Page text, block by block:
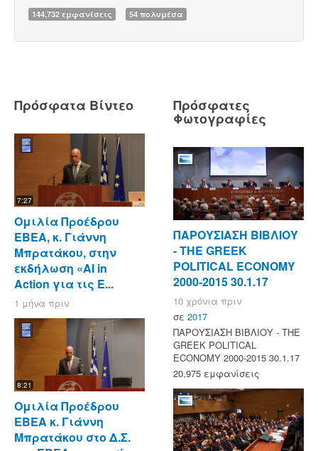
144,732 εμφανίσεις 54 πολυμέσα
Πρόσφατα Βίντεο
7:27
Ομιλία Προέδρου
ΕΒΕΑ, κ. Γιάννη
Μπρατάκου, στην
εκδήλωση «AI in
Action για τις Ε...
1 μήνα πριν
8:21
Ομιλία Προέδρου
ΕΒΕΑ κ. Γιάννη
Μπρατάκου στο Δ.Σ.
Πρόσφατες
Φωτογραφίες
ΠΑΡΟΥΣΙΑΣΗ ΒΙΒΛΙΟΥ
- ΤΗΕ GREEK
POLITICAL ECONOMY
2000-2015 30.1.17
10 χρόνια πριν
σε 2017
ΠΑΡΟΥΣΙΑΣΗ ΒΙΒΛΙΟΥ - ΤΗΕ
GREEK POLITICAL
ECONOMY 2000-2015 30.1.17
20,975 εμφανίσεις